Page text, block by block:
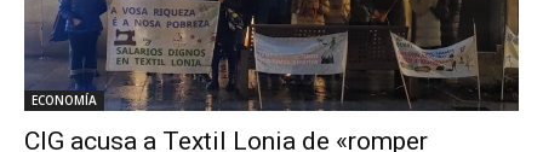
ECONOMÍA
CIG acusa a Textil Lonia de «romper